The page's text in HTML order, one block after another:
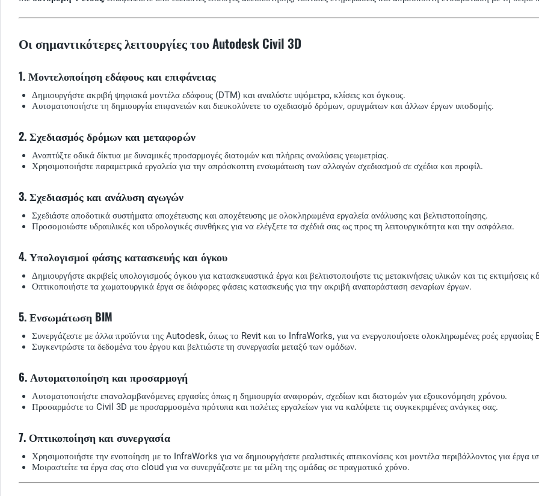
Οι σημαντικότερες λειτουργίες του Autodesk Civil 3D
1. Μοντελοποίηση εδάφους και επιφάνειας
Δημιουργήστε ακριβή ψηφιακά μοντέλα εδάφους (DTM) και αναλύστε υψόμετρα, κλίσεις και όγκους.
Αυτοματοποιήστε τη δημιουργία επιφανειών και διευκολύνετε το σχεδιασμό δρόμων, ορυγμάτων και άλλων έργων υποδομής.
2. Σχεδιασμός δρόμων και μεταφορών
Αναπτύξτε οδικά δίκτυα με δυναμικές προσαρμογές διατομών και πλήρεις αναλύσεις γεωμετρίας.
Χρησιμοποιήστε παραμετρικά εργαλεία για την απρόσκοπτη ενσωμάτωση των αλλαγών σχεδιασμού σε σχέδια και προφίλ.
3. Σχεδιασμός και ανάλυση αγωγών
Σχεδιάστε αποδοτικά συστήματα αποχέτευσης και αποχέτευσης με ολοκληρωμένα εργαλεία ανάλυσης και βελτιστοποίησης.
Προσομοιώστε υδραυλικές και υδρολογικές συνθήκες για να ελέγξετε τα σχέδιά σας ως προς τη λειτουργικότητα και την ασφάλεια.
4. Υπολογισμοί φάσης κατασκευής και όγκου
Δημιουργήστε ακριβείς υπολογισμούς όγκου για κατασκευαστικά έργα και βελτιστοποιήστε τις μετακινήσεις υλικών και τις εκτιμήσεις
Οπτικοποιήστε τα χωματουργικά έργα σε διάφορες φάσεις κατασκευής για την ακριβή αναπαράσταση σεναρίων έργων.
5. Ενσωμάτωση BIM
Συνεργάζεστε με άλλα προϊόντα της Autodesk, όπως το Revit και το InfraWorks, για να ενεργοποιήσετε ολοκληρωμένες ροές εργασίας
Συγκεντρώστε τα δεδομένα του έργου και βελτιώστε τη συνεργασία μεταξύ των ομάδων.
6. Αυτοματοποίηση και προσαρμογή
Αυτοματοποιήστε επαναλαμβανόμενες εργασίες όπως η δημιουργία αναφορών, σχεδίων και διατομών για εξοικονόμηση χρόνου.
Προσαρμόστε το Civil 3D με προσαρμοσμένα πρότυπα και παλέτες εργαλείων για να καλύψετε τις συγκεκριμένες ανάγκες σας.
7. Οπτικοποίηση και συνεργασία
Χρησιμοποιήστε την ενοποίηση με το InfraWorks για να δημιουργήσετε ρεαλιστικές απεικονίσεις και μοντέλα περιβάλλοντος για έργα
Μοιραστείτε τα έργα σας στο cloud για να συνεργάζεστε με τα μέλη της ομάδας σε πραγματικό χρόνο.